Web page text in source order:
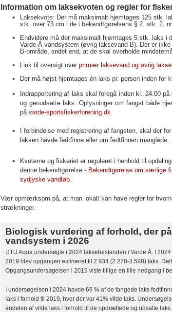
Information om laksekvoten og regler for
Laksekvote: Der må maksimalt hjemtages 125 stk.
stk. over 73 cm i de i bekendtgørelsens § 2, stk. 2,
Endvidere må der maksimalt hjemtages 5 stk. laks
Varde Å vandsystem (øvrig laksevand B). Der er
B-område, andet end, at de skal overholde
Link til oversigt over primær laksevand og øvrig
Der må højst hjemtages én laks pr. person inden
Indrapportering af laks skal foregå inden kl. 24.00
og genudsatte laks. Oplysninger om fangst både
på varde-sportsfiskerforening.dk
I forbindelse med registrering af fangsten, skal der
laksen havde fedtfinne eller om fedtfinnen manglede.
Kvoterne og fiskeriet er reguleret i henhold til
denne bekendtgørelse - Bekendtgørelse om særlige
sydjyske vandløb.
Vær opmærksom på, at man lokalt kan have regler for
strækninger.
Biologisk vurdering af forhold, der
vandsystem i 2026
DTU Aqua undersøgte i 2024 laksebestanden i Varde Å. I
2019 blev opgangen estimeret til 2.934 (2.270-3.598) laks.
Opgangsundersøgelsen i 2019 viste tillige en lille nedgang i
I undersøgelsen i 2024 havde 69 % af de fangede laks
laks i forhold til 2019, hvor der var 41% vilde laks.
andelen af vilde laks i forhold til de opdrættede og udsatte